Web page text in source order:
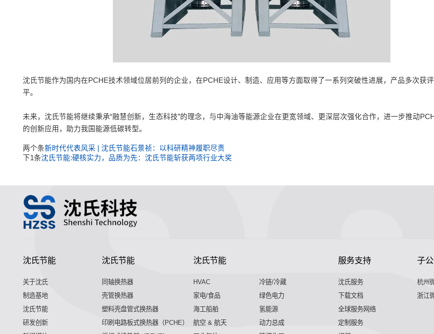
沈氏节能作为国内在PCHE技术领域位居前列的企业，在PCHE设计、制造、应用等方面取得了一系列突破性进展，产品多次获
平。
未来，沈氏节能将继续秉承“融慧创新，生态科技”的理念，与中海油等能源企业在更宽领域、更深层次强化合作，进一步推动
的创新应用，助力我国能源低碳转型。
两个条新时代代表风采 | 沈氏节能石景祯：以科研精神履职尽责
下1条沈氏节能:硬核实力，品质为先：沈氏节能斩获两项行业大奖
沈氏节能
关于沈氏
制造基地
沈氏节能
研发创新
沈氏节能
同轴换热器
壳管换热器
塑料壳盘管式换热器
印刷电路板式换热器（PCHE）
沈氏节能
HVAC
冷链/冷藏
家电/食品
绿色电力
海工船舶
氢能源
航空 & 航天
动力总成
服务支持
沈氏服务
下载文档
全球服务网络
定制服务
子
杭州
浙江